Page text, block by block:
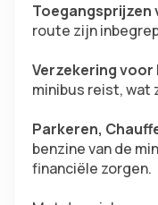
Toegangsprijzen
route zijn
Verzekering voor
minibus reist, wat
Parkeren,
benzine van de
financiële zorgen.